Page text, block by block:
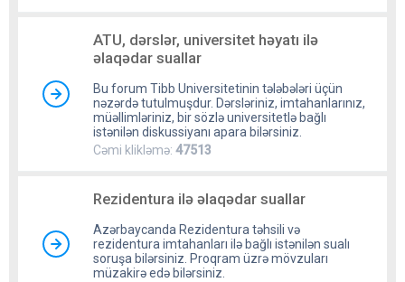
ATU, dərslər, universitet həyatı ilə
əlaqədar suallar
Bu forum Tibb Universitetinin tələbələri üçün
nəzərdə tutulmuşdur. Dərsləriniz, imtahanlarınız,
müəllimləriniz, bir sözlə universitetlə bağlı
istənilən diskussiyanı apara bilərsiniz.
Cəmi klikləmə: 47513
Rezidentura ilə əlaqədar suallar
Azərbaycanda Rezidentura təhsili və
rezidentura imtahanları ilə bağlı istənilən sualı
soruşa bilərsiniz. Proqram üzrə mövzuları
müzakirə edə bilərsiniz.